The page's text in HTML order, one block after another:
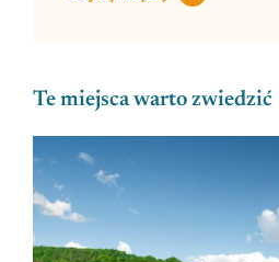
Te miejsca warto zwiedzić